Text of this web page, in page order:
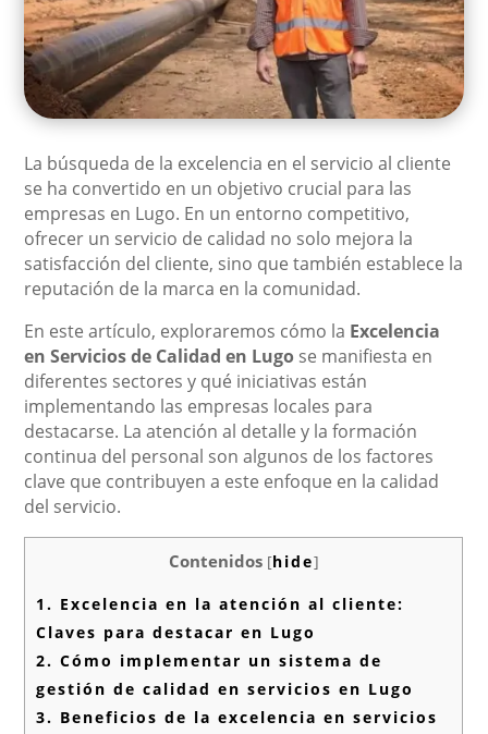
La búsqueda de la excelencia en el servicio al cliente
se ha convertido en un objetivo crucial para las
empresas en Lugo. En un entorno competitivo,
ofrecer un servicio de calidad no solo mejora la
satisfacción del cliente, sino que también establece la
reputación de la marca en la comunidad.
En este artículo, exploraremos cómo la Excelencia
en Servicios de Calidad en Lugo se manifiesta en
diferentes sectores y qué iniciativas están
implementando las empresas locales para
destacarse. La atención al detalle y la formación
continua del personal son algunos de los factores
clave que contribuyen a este enfoque en la calidad
del servicio.
Contenidos [hide]
1. Excelencia en la atención al cliente:
Claves para destacar en Lugo
2. Cómo implementar un sistema de
gestión de calidad en servicios en Lugo
3. Beneficios de la excelencia en servicios